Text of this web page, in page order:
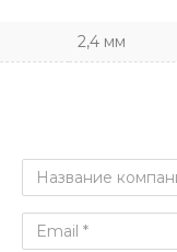
2,4 мм